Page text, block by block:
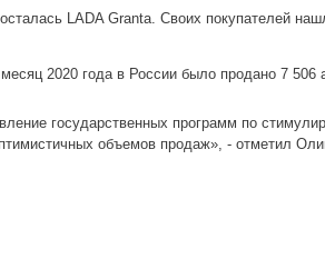
LADA Granta. Своих покупателей
2020 года в России было продано 7
государственных программ по
объемов продаж», - отметил